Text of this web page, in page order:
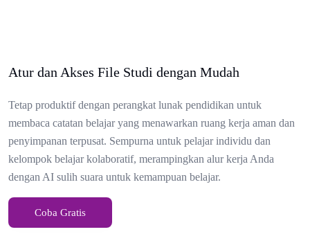
Atur dan Akses File Studi dengan Mudah
Tetap produktif dengan perangkat lunak pendidikan untuk
membaca catatan belajar yang menawarkan ruang kerja aman dan
penyimpanan terpusat. Sempurna untuk pelajar individu dan
kelompok belajar kolaboratif, merampingkan alur kerja Anda
dengan AI sulih suara untuk kemampuan belajar.
Coba Gratis